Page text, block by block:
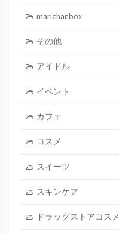
marichanbox
その他
アイドル
イベント
カフェ
コスメ
スイーツ
スキンケア
ドラッグストアコスメ